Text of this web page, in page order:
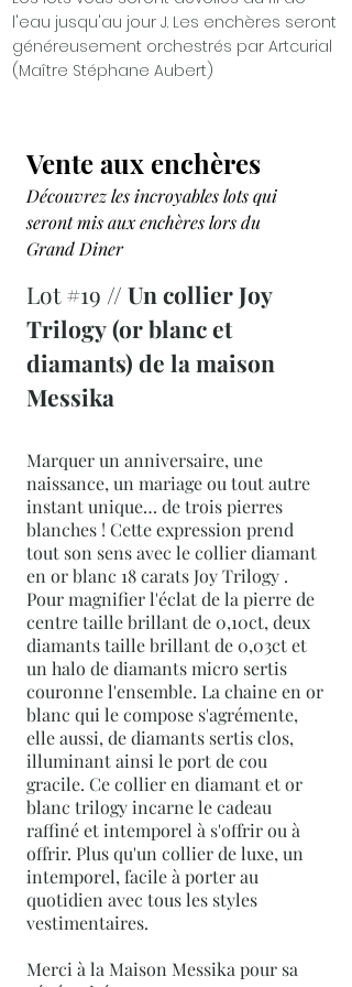
l'eau jusqu'au jour J. Les enchères seront
généreusement orchestrés par Artcurial
(Maître Stéphane Aubert)
Vente aux enchères
Découvrez les incroyables lots qui
seront mis aux enchères lors du
Grand Diner
Lot #19 // Un collier Joy
Trilogy (or blanc et
diamants) de la maison
Messika
Marquer un anniversaire, une
naissance, un mariage ou tout autre
instant unique… de trois pierres
blanches ! Cette expression prend
tout son sens avec le collier diamant
en or blanc 18 carats Joy Trilogy .
Pour magnifier l'éclat de la pierre de
centre taille brillant de 0,10ct, deux
diamants taille brillant de 0,03ct et
un halo de diamants micro sertis
couronne l'ensemble. La chaine en or
blanc qui le compose s'agrémente,
elle aussi, de diamants sertis clos,
illuminant ainsi le port de cou
gracile. Ce collier en diamant et or
blanc trilogy incarne le cadeau
raffiné et intemporel à s'offrir ou à
offrir. Plus qu'un collier de luxe, un
intemporel, facile à porter au
quotidien avec tous les styles
vestimentaires.
Merci à la Maison Messika pour sa